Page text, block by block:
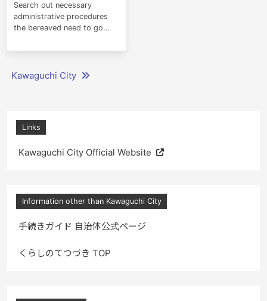
Search out necessary
administrative procedures
the bereaved need to go
Kawaguchi City
Links
Kawaguchi City Official Website
Information other than Kawaguchi City
手続きガイド 自治体公式ページ
くらしのてつづき TOP